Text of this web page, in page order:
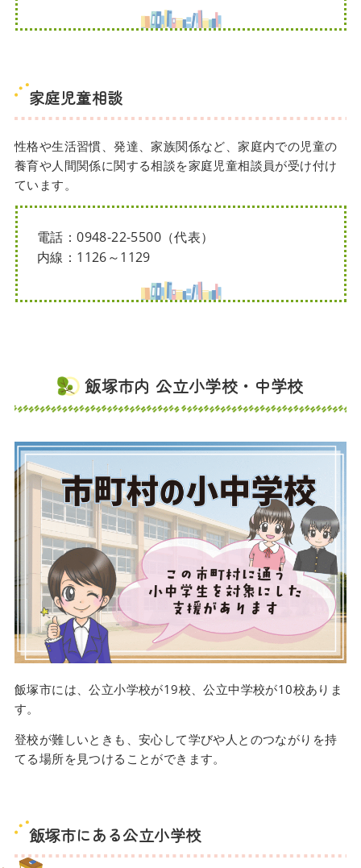
家庭児童相談
性格や生活習慣、発達、家族関係など、家庭内での児童の
養育や人間関係に関する相談を家庭児童相談員が受け付け
ています。
電話：0948-22-5500（代表）
内線：1126～1129
飯塚市内 公立小学校・中学校
飯塚市には、公立小学校が19校、公立中学校が10校ありま
す。
登校が難しいときも、安心して学びや人とのつながりを持
てる場所を見つけることができます。
飯塚市にある公立小学校